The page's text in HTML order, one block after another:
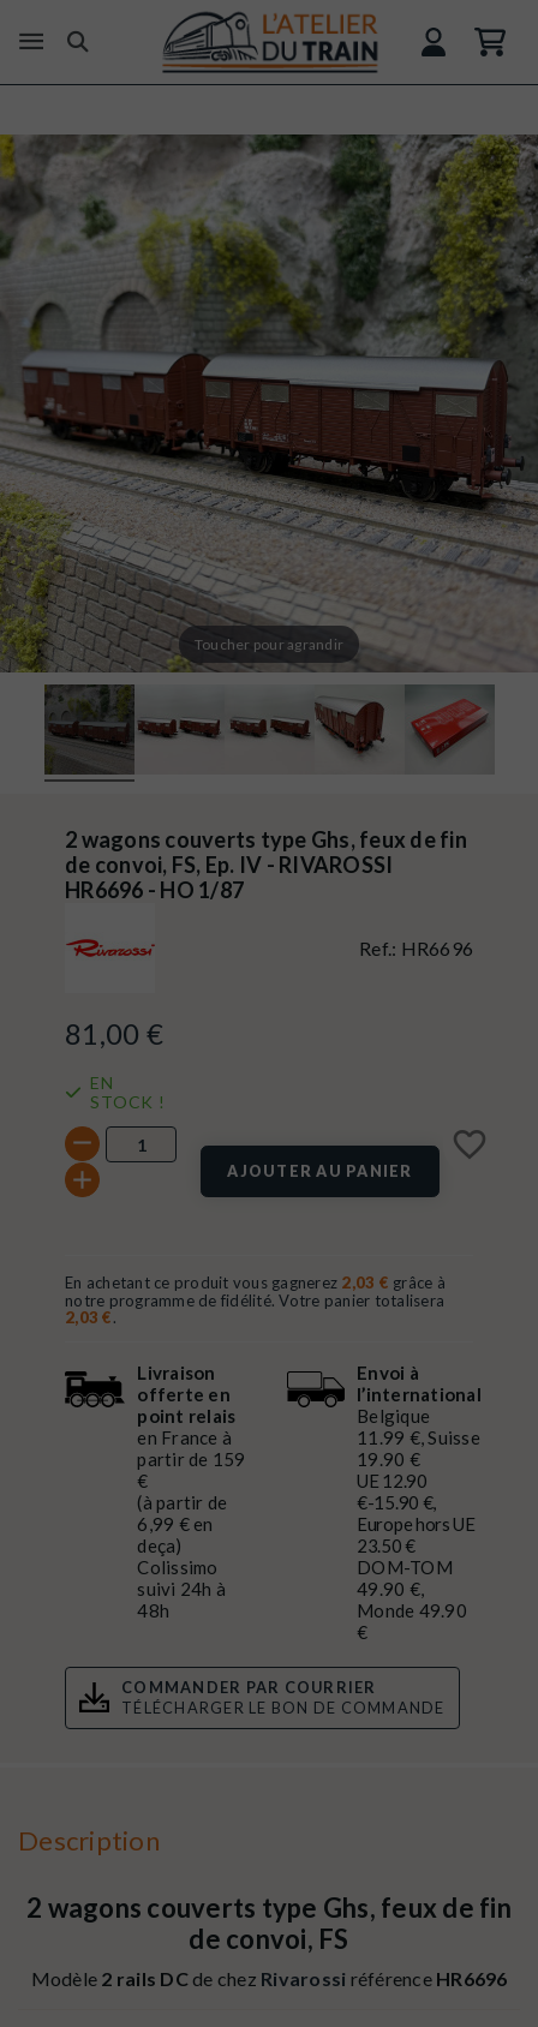
Toucher pour agrandir
2 wagons couverts type Ghs, feux de fin
de convoi, FS, Ep. IV - RIVAROSSI
HR6696 - HO 1/87
Ref.: HR6696
81,00 €
EN
STOCK !
AJOUTER AU PANIER
favorite_border
En achetant ce produit vous gagnerez 2,03 € grâce à
notre programme de fidélité. Votre panier totalisera
2,03 €.
Livraison
offerte en
point relais
en France à
partir de 159
€
(à partir de
6,99 € en
deça)
Colissimo
suivi 24h à
48h
Envoi à
l’international
Belgique
11.99 €, Suisse
19.90 €
UE 12.90
€-15.90 €,
Europe hors UE
23.50 €
DOM-TOM
49.90 €,
Monde 49.90
€
COMMANDER PAR COURRIER
TÉLÉCHARGER LE BON DE COMMANDE
Description
2 wagons couverts type Ghs, feux de fin
de convoi, FS
Modèle 2 rails DC de chez Rivarossi référence HR6696